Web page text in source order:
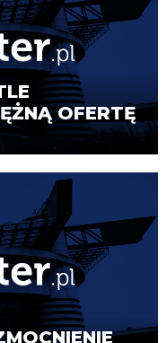
OFERTĘ